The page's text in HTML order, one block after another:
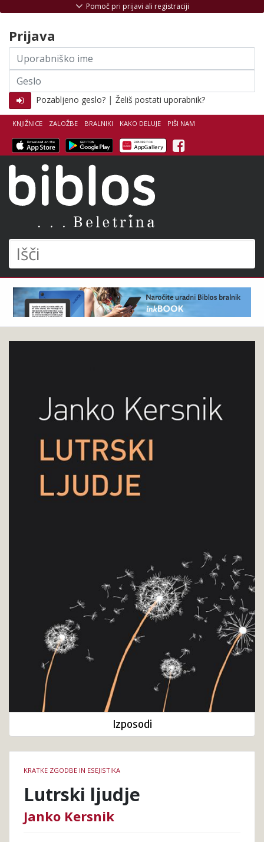
Išči
KNJIŽNICE ZALOŽBE BRALNIKI KAKO DELUJE PIŠI NAM
Facebook
Pomoč pri prijavi ali registraciji
Prijava
Uporabniško
ime
Geslo
Pozabljeno geslo? | Želiš postati uporabnik?
Janko
Lutrski
ljudje
knjige
KRATKE ZGODBE IN ESEJISTIKA
Lutrski ljudje
Janko Kersnik
Izposodi